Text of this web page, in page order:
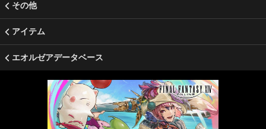
その他
アイテム
エオルゼアデータベース